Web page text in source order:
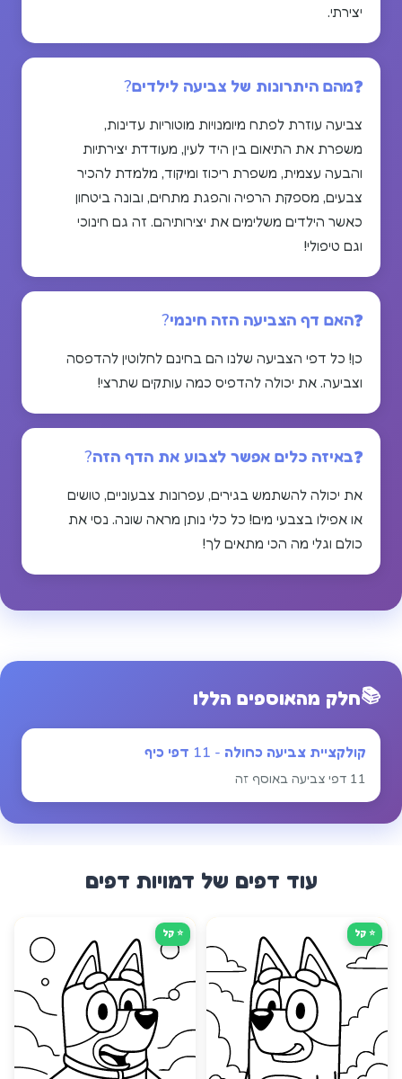
יצירתי.
מהם היתרונות של צביעה לילדים?
צביעה עוזרת לפתח מיומנויות מוטוריות עדינות,
משפרת את התיאום בין היד לעין, מעודדת יצירתיות
והבעה עצמית, משפרת ריכוז ומיקוד, מלמדת להכיר
צבעים, מספקת הרפיה והפגת מתחים, ובונה ביטחון
כאשר הילדים משלימים את יצירותיהם. זה גם חינוכי
וגם טיפולי!
האם דף הצביעה הזה חינמי?
כן! כל דפי הצביעה שלנו הם בחינם לחלוטין להדפסה
וצביעה. את יכולה להדפיס כמה עותקים שתרצי!
באיזה כלים אפשר לצבוע את הדף הזה?
את יכולה להשתמש בגירים, עפרונות צבעוניים, טושים
או אפילו בצבעי מים! כל כלי נותן מראה שונה. נסי את
כולם וגלי מה הכי מתאים לך!
📚חלק מהאוספים הללו
קולקציית צביעה כחולה - 11 דפי כיף
11 דפי צביעה באוסף זה
עוד דפים של דמויות דפים
⭐ קַל ⭐ קַל